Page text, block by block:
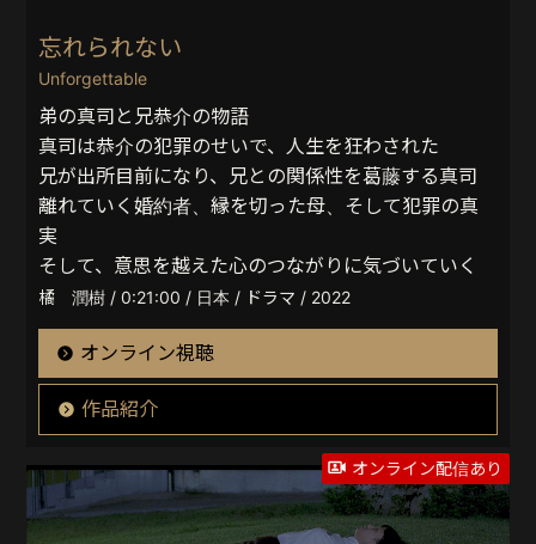
忘れられない
Unforgettable
弟の真司と兄恭介の物語
真司は恭介の犯罪のせいで、人生を狂わされた
兄が出所目前になり、兄との関係性を葛藤する真司
離れていく婚約者、縁を切った母、そして犯罪の真
実
そして、意思を越えた心のつながりに気づいていく
橘 潤樹 / 0:21:00 / 日本 / ドラマ / 2022
オンライン視聴
作品紹介
オンライン配信あり